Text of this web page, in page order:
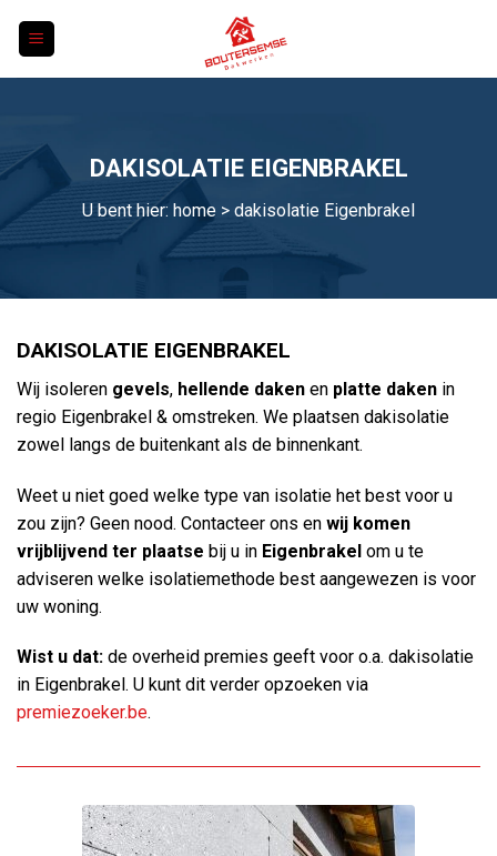
DAKISOLATIE EIGENBRAKEL
U bent hier: home > dakisolatie Eigenbrakel
DAKISOLATIE EIGENBRAKEL
Wij isoleren gevels, hellende daken en platte daken in
regio Eigenbrakel & omstreken. We plaatsen dakisolatie
zowel langs de buitenkant als de binnenkant.
Weet u niet goed welke type van isolatie het best voor u
zou zijn? Geen nood. Contacteer ons en wij komen
vrijblijvend ter plaatse bij u in Eigenbrakel om u te
adviseren welke isolatiemethode best aangewezen is voor
uw woning.
Wist u dat: de overheid premies geeft voor o.a. dakisolatie
in Eigenbrakel. U kunt dit verder opzoeken via
premiezoeker.be.